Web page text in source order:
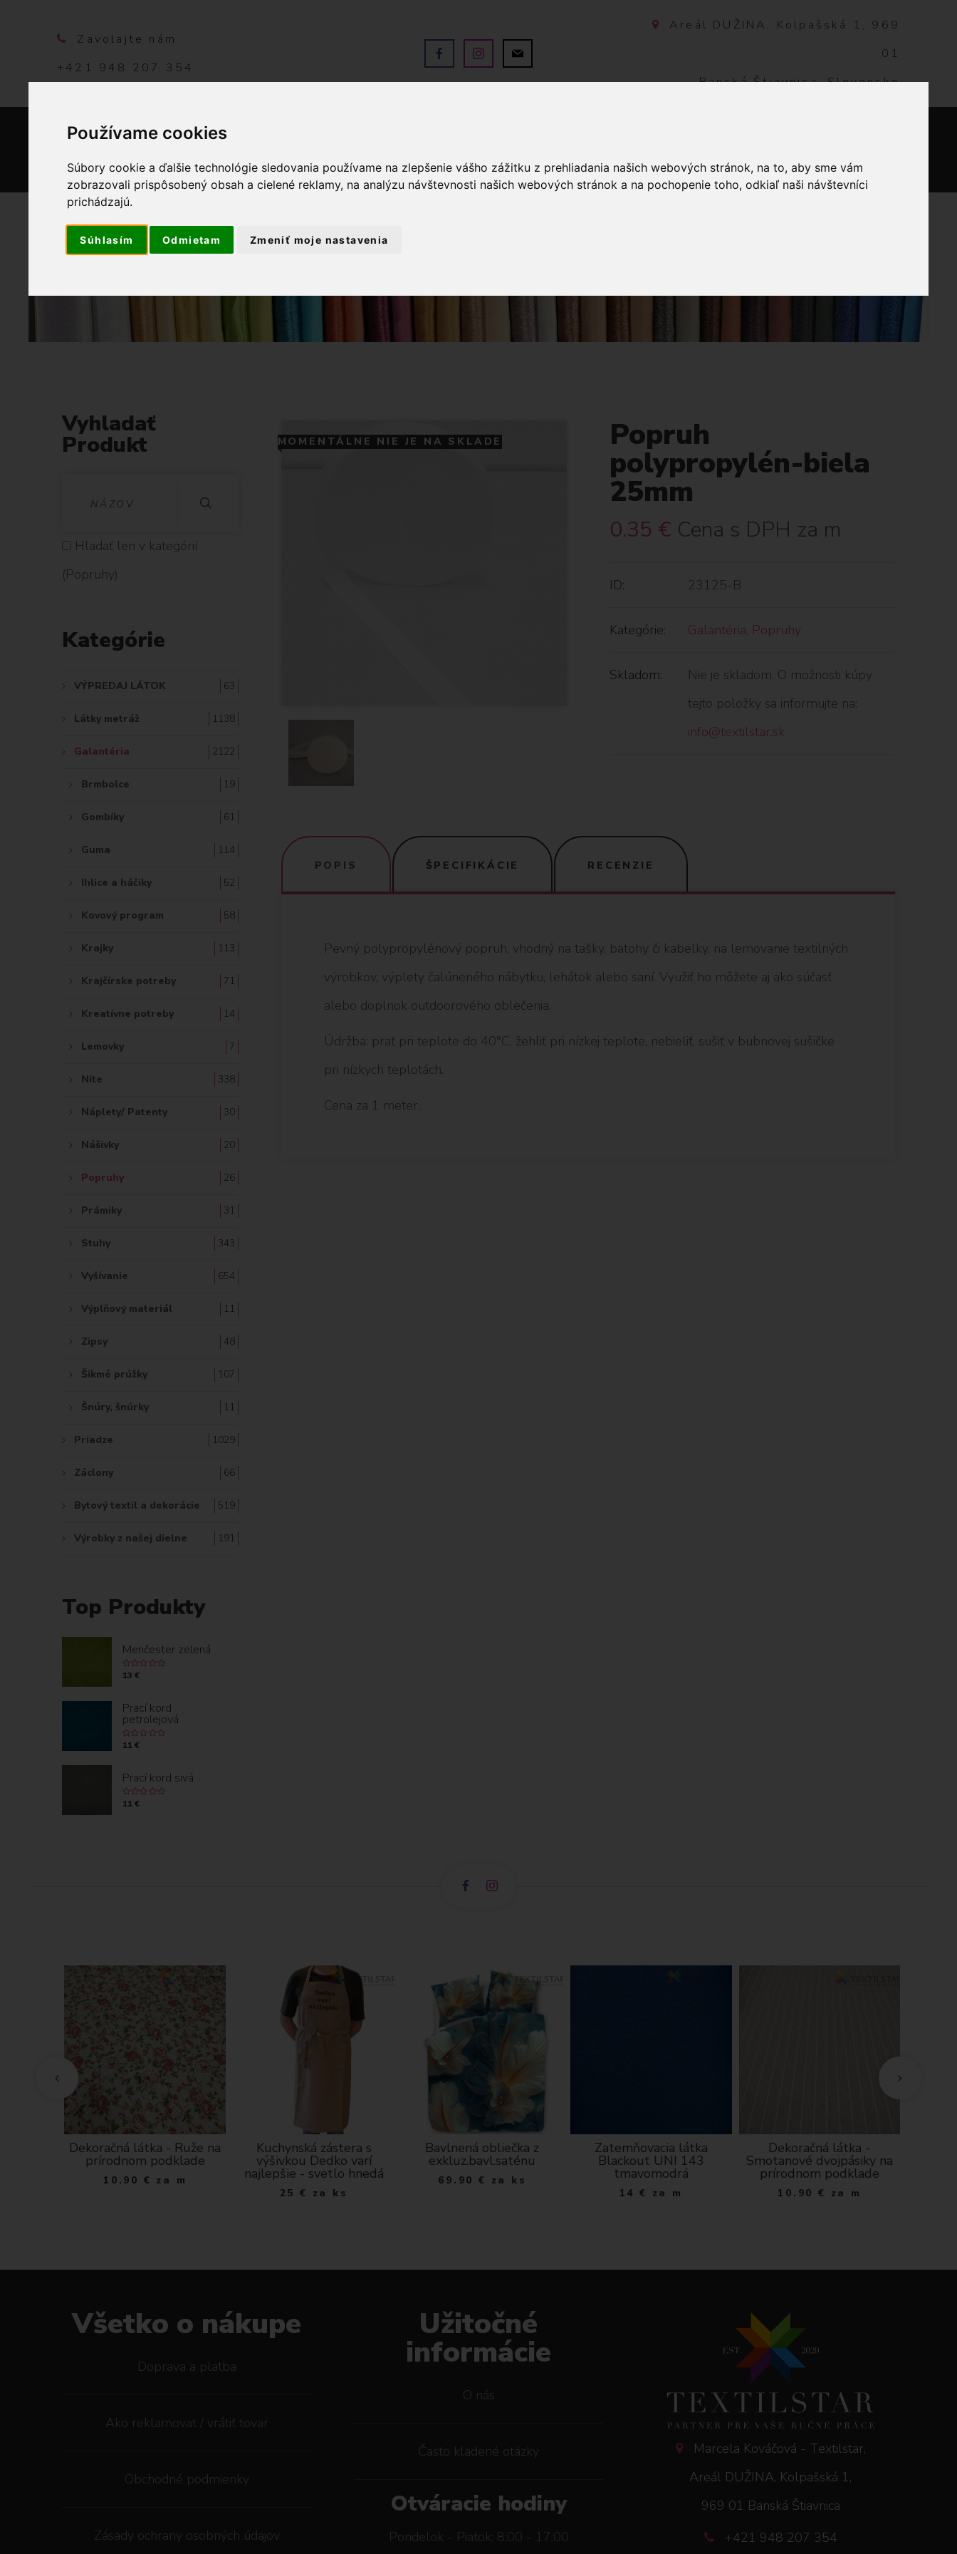
Používame cookies
Súbory cookie a ďalšie technológie sledovania používame na zlepšenie vášho zážitku z prehliadania našich webových stránok, na to, aby sme vám
zobrazovali prispôsobený obsah a cielené reklamy, na analýzu návštevnosti našich webových stránok a na pochopenie toho, odkiaľ naši návštevníci
prichádzajú.
Súhlasím Odmietam Zmeniť moje nastavenia
Zavolajte nám
+421 948 207 354
Areál DUŽINA, Kolpašská 1, 969
01
Banská Štiavnica, Slovensko
MOMENTÁLNE NIE JE NA SKLADE Popruh
polypropylén-biela
25mm
0.35 € Cena s DPH za m
ID: 23125-B
Kategórie: Galantéria, Popruhy
Skladom:
Nie je skladom. O možnosti kúpy
tejto položky sa informujte na:
info@textilstar.sk
POPIS ŠPECIFIKÁCIE RECENZIE
Pevný polypropylénový popruh, vhodný na tašky, batohy či kabelky, na lemovanie textilných
výrobkov, výplety čalúneného nábytku, lehátok alebo saní. Využiť ho môžete aj ako súčasť
alebo doplnok outdoorového oblečenia.
Údržba: prať pri teplote do 40°C, žehliť pri nízkej teplote, nebieliť, sušiť v bubnovej sušičke
pri nízkych teplotách.
Cena za 1 meter.
Vyhladať
Produkt
H
L
D
Ť
:
Hladať len v kategórií
(Popruhy)
Kategórie
VÝPREDAJ LÁTOK 63
Látky metráž 1138
Galantéria 2122
Brmbolce 19
Gombíky 61
Guma 114
Ihlice a háčiky 52
Kovový program 58
Krajky 113
Krajčírske potreby 71
Kreatívne potreby 14
Lemovky 7
Nite 338
Náplety/ Patenty 30
Nášivky 20
Popruhy 26
Prámiky 31
Stuhy 343
Vyšívanie 654
Výplňový materiál 11
Zipsy 48
Šikmé prúžky 107
Šnúry, šnúrky 11
Priadze 1029
Záclony 66
Bytový textil a dekorácie 519
Výrobky z našej dielne 191
Top Produkty
Menčester zelená
13 €
Prací kord
petrolejová
11 €
Prací kord sivá
11 €
Dekoračná látka - Ruže na
prírodnom podklade
10.90 € za m
Kuchynská zástera s
výšivkou Dedko varí
najlepšie - svetlo hnedá
25 € za ks
Bavlnená obliečka z
exkluz.bavl.saténu
69.90 € za ks
Zatemňovacia látka
Blackout UNI 143
tmavomodrá
14 € za m
Dekoračná látka -
Smotanové dvojpásiky na
prírodnom podklade
10.90 € za m
Marcela Kováčová - Textilstar,
Areál DUŽINA, Kolpašská 1,
969 01 Banská Štiavnica
+421 948 207 354
Všetko o nákupe
Doprava a platba
Ako reklamovat / vrátiť tovar
Obchodné podmienky
Zásady ochrany osobných údajov
Užitočné
informácie
O nás
Často kladené otázky
Otváracie hodiny
Pondelok - Piatok: 8:00 - 17:00